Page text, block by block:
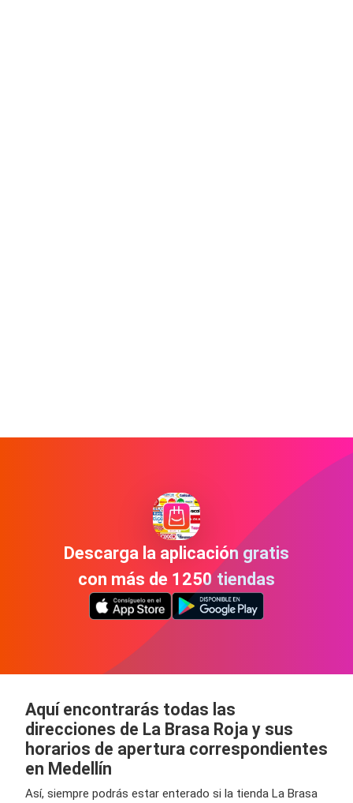
Descarga la aplicación gratis
con más de 1250 tiendas
Aquí encontrarás todas las
direcciones de La Brasa Roja y sus
horarios de apertura correspondientes
en Medellín
Así, siempre podrás estar enterado si la tienda La Brasa